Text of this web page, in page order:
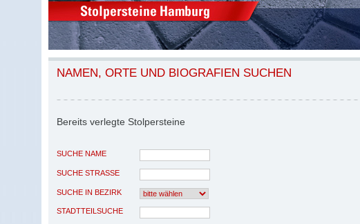
NAMEN, ORTE UND BIOGRAFIEN SUCHEN
Bereits verlegte Stolpersteine
SUCHE NAME
SUCHE STRASSE
SUCHE IN BEZIRK
STADTTEILSUCHE